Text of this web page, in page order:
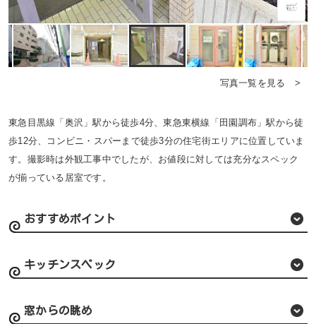
写真一覧を見る >
東急目黒線「奥沢」駅から徒歩4分、東急東横線「田園調布」駅から徒
歩12分、コンビニ・スパーまで徒歩3分の住宅街エリアに位置していま
す。撮影時は外観工事中でしたが、お値段に対しては充分なスペック
が揃っている居室です。
おすすめポイント
キッチンスペック
窓からの眺め